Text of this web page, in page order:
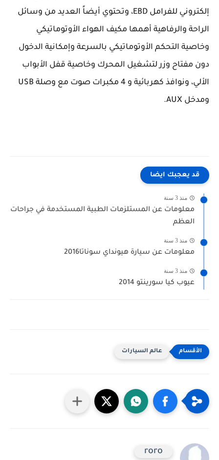
إلكتروني للفرامل EBD، وتحتوي أيضاً العديد من وسائل
الراحة والرفاهية أهمها مكيف الهواء الأوتوماتيكي
وخاصية التحكم الأوتوماتيكي بالسرعة وإمكانية الدخول
دون مفتاح وزر لتشغيل المحرك وخاصية قفل الأبواب
الألي، ونوافذ كهربائية و 4 مكبرات صوت مع وصلة USB
ومدخل AUX.
قد يعجبك ايضا
منذ 3 سنة
معلومات عن المستلزمات الطبية المستخدمة في جراحات
العظم
منذ 3 سنة
معلومات عن سيارة هيونداي سوناتا2016
منذ 3 سنة
عيوب كيا سورينتو 2014
عالم السيارات
roro